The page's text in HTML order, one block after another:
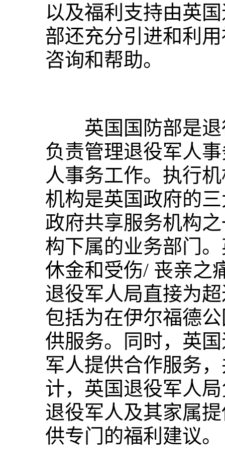
以及福利支持由英
部还充分引进和利
咨询和帮助。
英国国防部是退
负责管理退役军人
人事务工作。执行
机构是英国政府的
政府共享服务机构
构下属的业务部门
休金和受伤/ 丧亲之
退役军人局直接为
包括为在伊尔福德
供服务。同时，英
军人提供合作服务
计，英国退役军人
退役军人及其家属
供专门的福利建议。